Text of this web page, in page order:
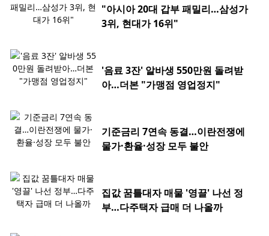
"아시아 20대 갑부 패밀리…삼성가
3위, 현대가 16위"
'음료 3잔' 알바생 550만원 돌려받
아…더본 "가맹점 영업정지"
기준금리 7연속 동결…이란전쟁에
물가·환율·성장 모두 불안
집값 꿈틀대자 매물 '영끌' 나선 정
부…다주택자 급매 더 나올까